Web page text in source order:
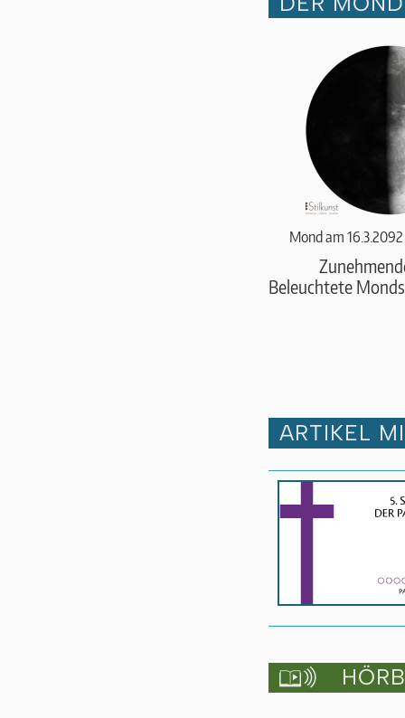
Mond am
Beleuchtete
ARTIKEL
